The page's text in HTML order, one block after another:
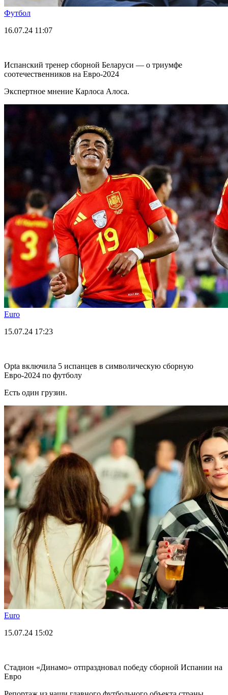
Футбол
16.07.24 11:07
Испанский тренер сборной Беларуси — о триумфе
соотечественников на Евро-2024
Экспертное мнение Карлоса Алоса.
Euro
15.07.24 17:23
Opta включила 5 испанцев в символическую сборную
Евро-2024 по футболу
Есть один грузин.
Euro
15.07.24 15:02
Стадион «Динамо» отпраздновал победу сборной Испании на
Евро